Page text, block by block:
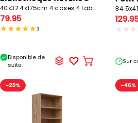
40x32.4x175cm 4 cases 4 tablars blanc
79.95
3
Disponible de
suite
Ajouter Sur
-20% -46%